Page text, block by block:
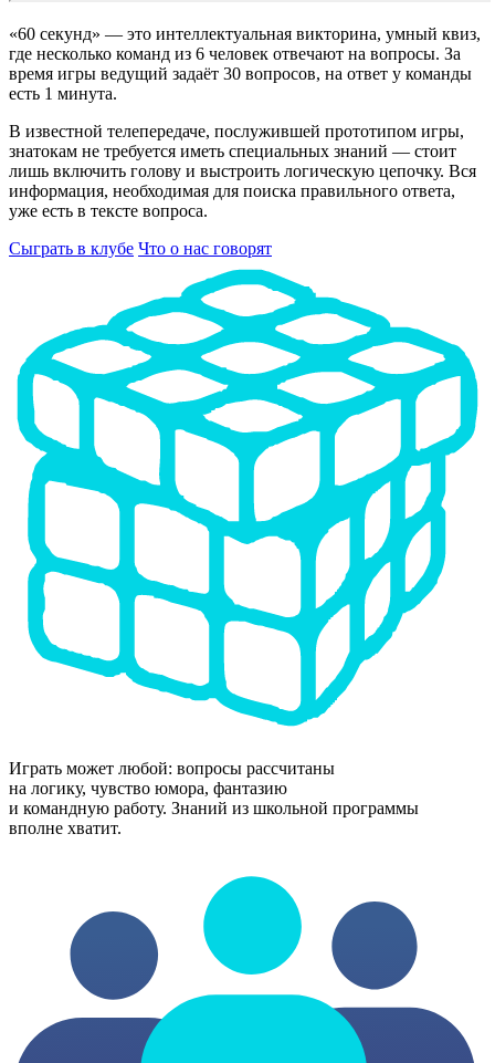
«60 секунд» — это интеллектуальная викторина, умный квиз,
где несколько команд из 6 человек отвечают на вопросы. За
время игры ведущий задаёт 30 вопросов, на ответ у команды
есть 1 минута.
В известной телепередаче, послужившей прототипом игры,
знатокам не требуется иметь специальных знаний — стоит
лишь включить голову и выстроить логическую цепочку. Вся
информация, необходимая для поиска правильного ответа,
уже есть в тексте вопроса.
Сыграть в клубе Что о нас говорят
Играть может любой: вопросы рассчитаны
на логику, чувство юмора, фантазию
и командную работу. Знаний из школьной программы
вполне хватит.